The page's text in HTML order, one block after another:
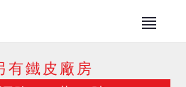
有鐵皮廠房